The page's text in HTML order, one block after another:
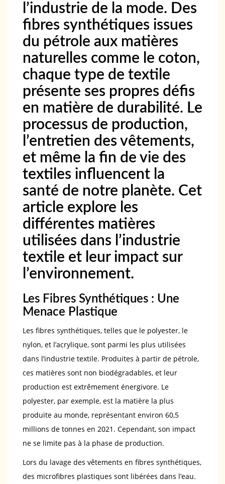
l’industrie de la mode. Des
fibres synthétiques issues
du pétrole aux matières
naturelles comme le coton,
chaque type de textile
présente ses propres défis
en matière de durabilité. Le
processus de production,
l’entretien des vêtements,
et même la fin de vie des
textiles influencent la
santé de notre planète. Cet
article explore les
différentes matières
utilisées dans l’industrie
textile et leur impact sur
l’environnement.
Les Fibres Synthétiques : Une
Menace Plastique
Les fibres synthétiques, telles que le polyester, le
nylon, et l’acrylique, sont parmi les plus utilisées
dans l’industrie textile. Produites à partir de pétrole,
ces matières sont non biodégradables, et leur
production est extrêmement énergivore. Le
polyester, par exemple, est la matière la plus
produite au monde, représentant environ 60,5
millions de tonnes en 2021. Cependant, son impact
ne se limite pas à la phase de production.
Lors du lavage des vêtements en fibres synthétiques,
des microfibres plastiques sont libérées dans l’eau.